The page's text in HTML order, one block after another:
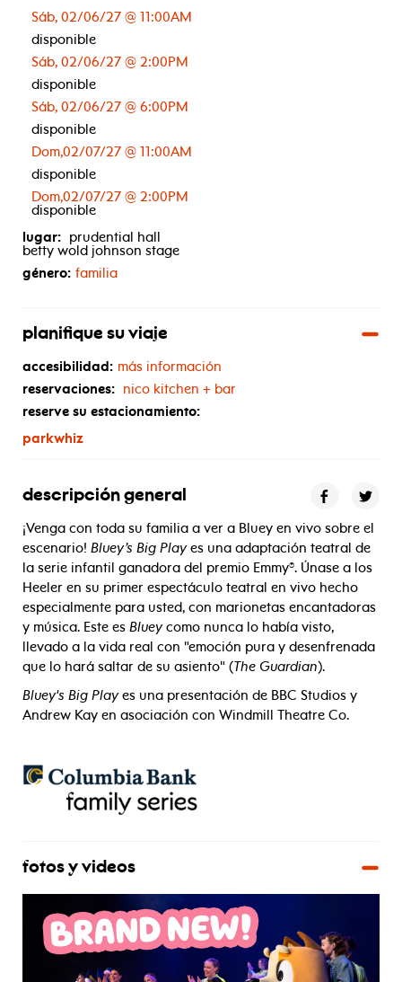
Sáb, 02/06/27 @ 11:00AM
disponible
Sáb, 02/06/27 @ 2:00PM
disponible
Sáb, 02/06/27 @ 6:00PM
disponible
Dom,02/07/27 @ 11:00AM
disponible
Dom,02/07/27 @ 2:00PM
disponible
lugar: prudential hall
betty wold johnson stage
género: familia
planifique su viaje
accesibilidad: más información
reservaciones: nico kitchen + bar
reserve su estacionamiento:
parkwhiz
descripción general
¡Venga con toda su familia a ver a Bluey en vivo sobre el
escenario! Bluey’s Big Playes una adaptación teatral de
la serie infantil ganadora del premio Emmy®. Únase a los
Heeler en su primer espectáculo teatral en vivo hecho
especialmente para usted, con marionetas encantadoras
y música. Este es Blueycomo nunca lo había visto,
llevado a la vida real con "emoción pura y desenfrenada
que lo hará saltar de su asiento" (The Guardian).
Bluey's Big Playes una presentación de BBC Studios y
Andrew Kay en asociación con Windmill Theatre Co.
fotos y videos